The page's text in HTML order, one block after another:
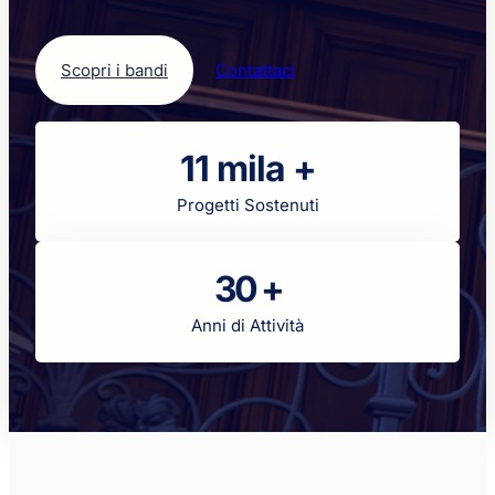
Scopri i bandi Contattaci
11 mila +
Progetti Sostenuti
30 +
Anni di Attività